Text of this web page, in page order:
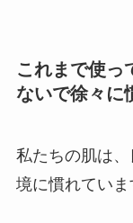
これまで使っ
ないで徐々に
私たちの肌は
境に慣れていま